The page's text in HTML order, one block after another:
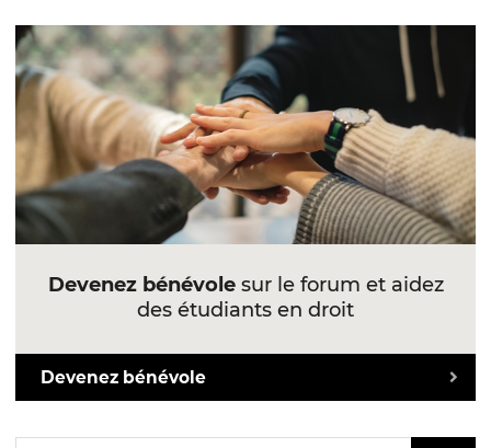
Devenez bénévolesur le forum et aidez
des étudiants en droit
Devenez bénévole